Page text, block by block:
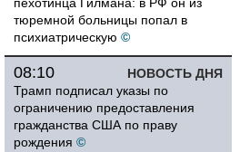
тюремной больницы попал в
психиатрическую ©
НОВОСТЬ ДНЯ
08:10
Трамп подписал указы по
ограничению предоставления
гражданства США по праву
рождения ©